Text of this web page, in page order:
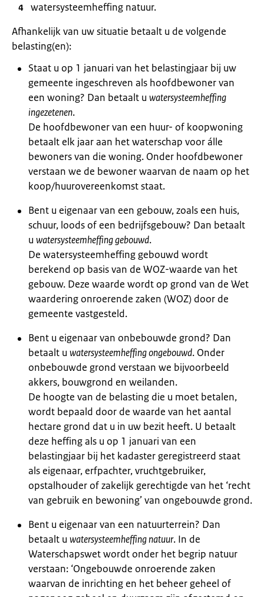
watersysteemheffing natuur.
Afhankelijk van uw situatie betaalt u de volgende
belasting(en):
Staat u op 1 januari van het belastingjaar bij uw
gemeente ingeschreven als hoofdbewoner van
een woning? Dan betaalt u watersysteemheffing
ingezetenen.
De hoofdbewoner van een huur- of koopwoning
betaalt elk jaar aan het waterschap voor álle
bewoners van die woning. Onder hoofdbewoner
verstaan we de bewoner waarvan de naam op het
koop/huurovereenkomst staat.
Bent u eigenaar van een gebouw, zoals een huis,
schuur, loods of een bedrijfsgebouw? Dan betaalt
u watersysteemheffing gebouwd.
De watersysteemheffing gebouwd wordt
berekend op basis van de WOZ-waarde van het
gebouw. Deze waarde wordt op grond van de Wet
waardering onroerende zaken (WOZ) door de
gemeente vastgesteld.
Bent u eigenaar van onbebouwde grond? Dan
betaalt u watersysteemheffing ongebouwd. Onder
onbebouwde grond verstaan we bijvoorbeeld
akkers, bouwgrond en weilanden.
De hoogte van de belasting die u moet betalen,
wordt bepaald door de waarde van het aantal
hectare grond dat u in uw bezit heeft. U betaalt
deze heffing als u op 1 januari van een
belastingjaar bij het kadaster geregistreerd staat
als eigenaar, erfpachter, vruchtgebruiker,
opstalhouder of zakelijk gerechtigde van het ‘recht
van gebruik en bewoning’ van ongebouwde grond.
Bent u eigenaar van een natuurterrein? Dan
betaalt u watersysteemheffing natuur. In de
Waterschapswet wordt onder het begrip natuur
verstaan: ‘Ongebouwde onroerende zaken
waarvan de inrichting en het beheer geheel of